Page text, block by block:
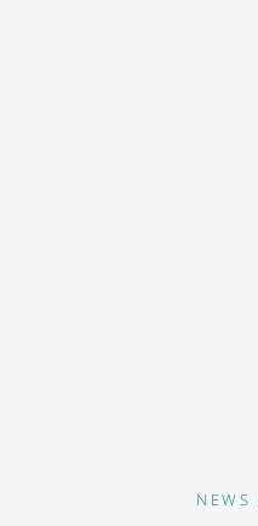
NEWS